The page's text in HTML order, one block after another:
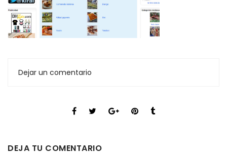
Dejar un comentario
DEJA TU COMENTARIO